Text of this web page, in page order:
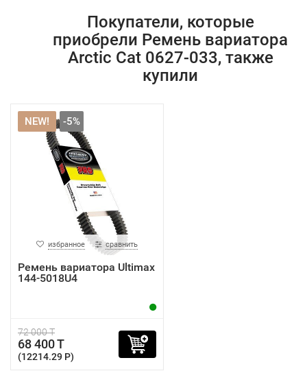
Покупатели, которые
приобрели Ремень вариатора
Arctic Cat 0627-033, также
купили
NEW! -5%
избранное сравнить
Ремень вариатора Ultimax
144-5018U4
72 000 T
68 400 T
(12214.29 P)